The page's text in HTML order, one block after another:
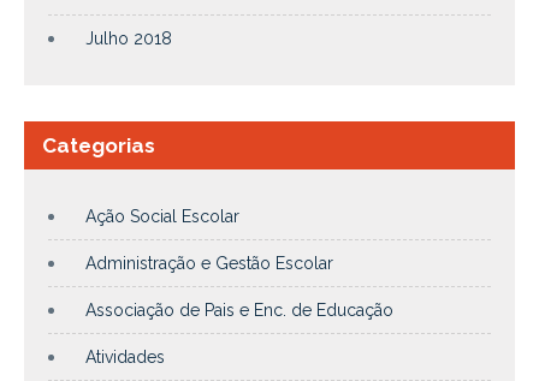
Julho 2018
Categorias
Ação Social Escolar
Administração e Gestão Escolar
Associação de Pais e Enc. de Educação
Atividades